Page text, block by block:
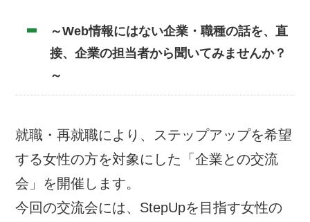
～Web情報にはない企業・職種の話を、直
接、企業の担当者から聞いてみませんか？
～
就職・再就職により、ステップアップを希望
する女性の方を対象にした「企業との交流
会」を開催します。
今回の交流会には、StepUpを目指す女性の